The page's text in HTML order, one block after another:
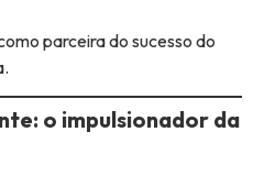
parceira do sucesso do
o impulsionador da